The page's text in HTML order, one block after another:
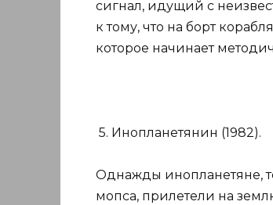
сигнал, идущий с
к тому, что на борт
которое начинает
5. Инопланетянин (1982).
Однажды инопланетяне,
мопса, прилетели на